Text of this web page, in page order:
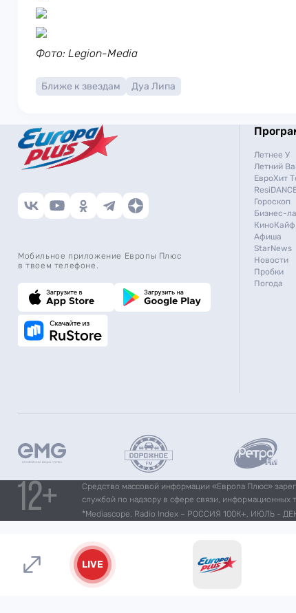
Фото: Legion-Media
Ближе к звездам Дуа Липа
Мобильное приложение Европы Плюс
в твоем телефоне.
Летнее У
Летний
ЕвроХит
Гороскоп
Бизнес-
КиноКайф
Афиша
StarNews
Новости
Пробки
Погода
Средство массовой информации «Европа Плюс»
службой по надзору в сфере связи, информационных
*Mediascope, Radio Index – РОССИЯ 100К+, ИЮЛЬ -
LIVE